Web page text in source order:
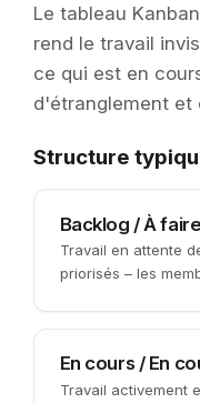
Le tableau
rend le travail
ce qui est en
d'étranglement et
Structure
Backlog / À faire
Travail en attente
priorisés – les
En cours / En
Travail activement